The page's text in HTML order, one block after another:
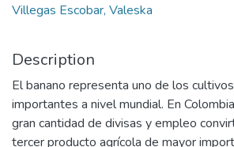
Villegas Escobar, Valeska
Description
El banano representa uno de los
importantes a nivel mundial. En
gran cantidad de divisas y empleo
tercer producto agrícola de mayor